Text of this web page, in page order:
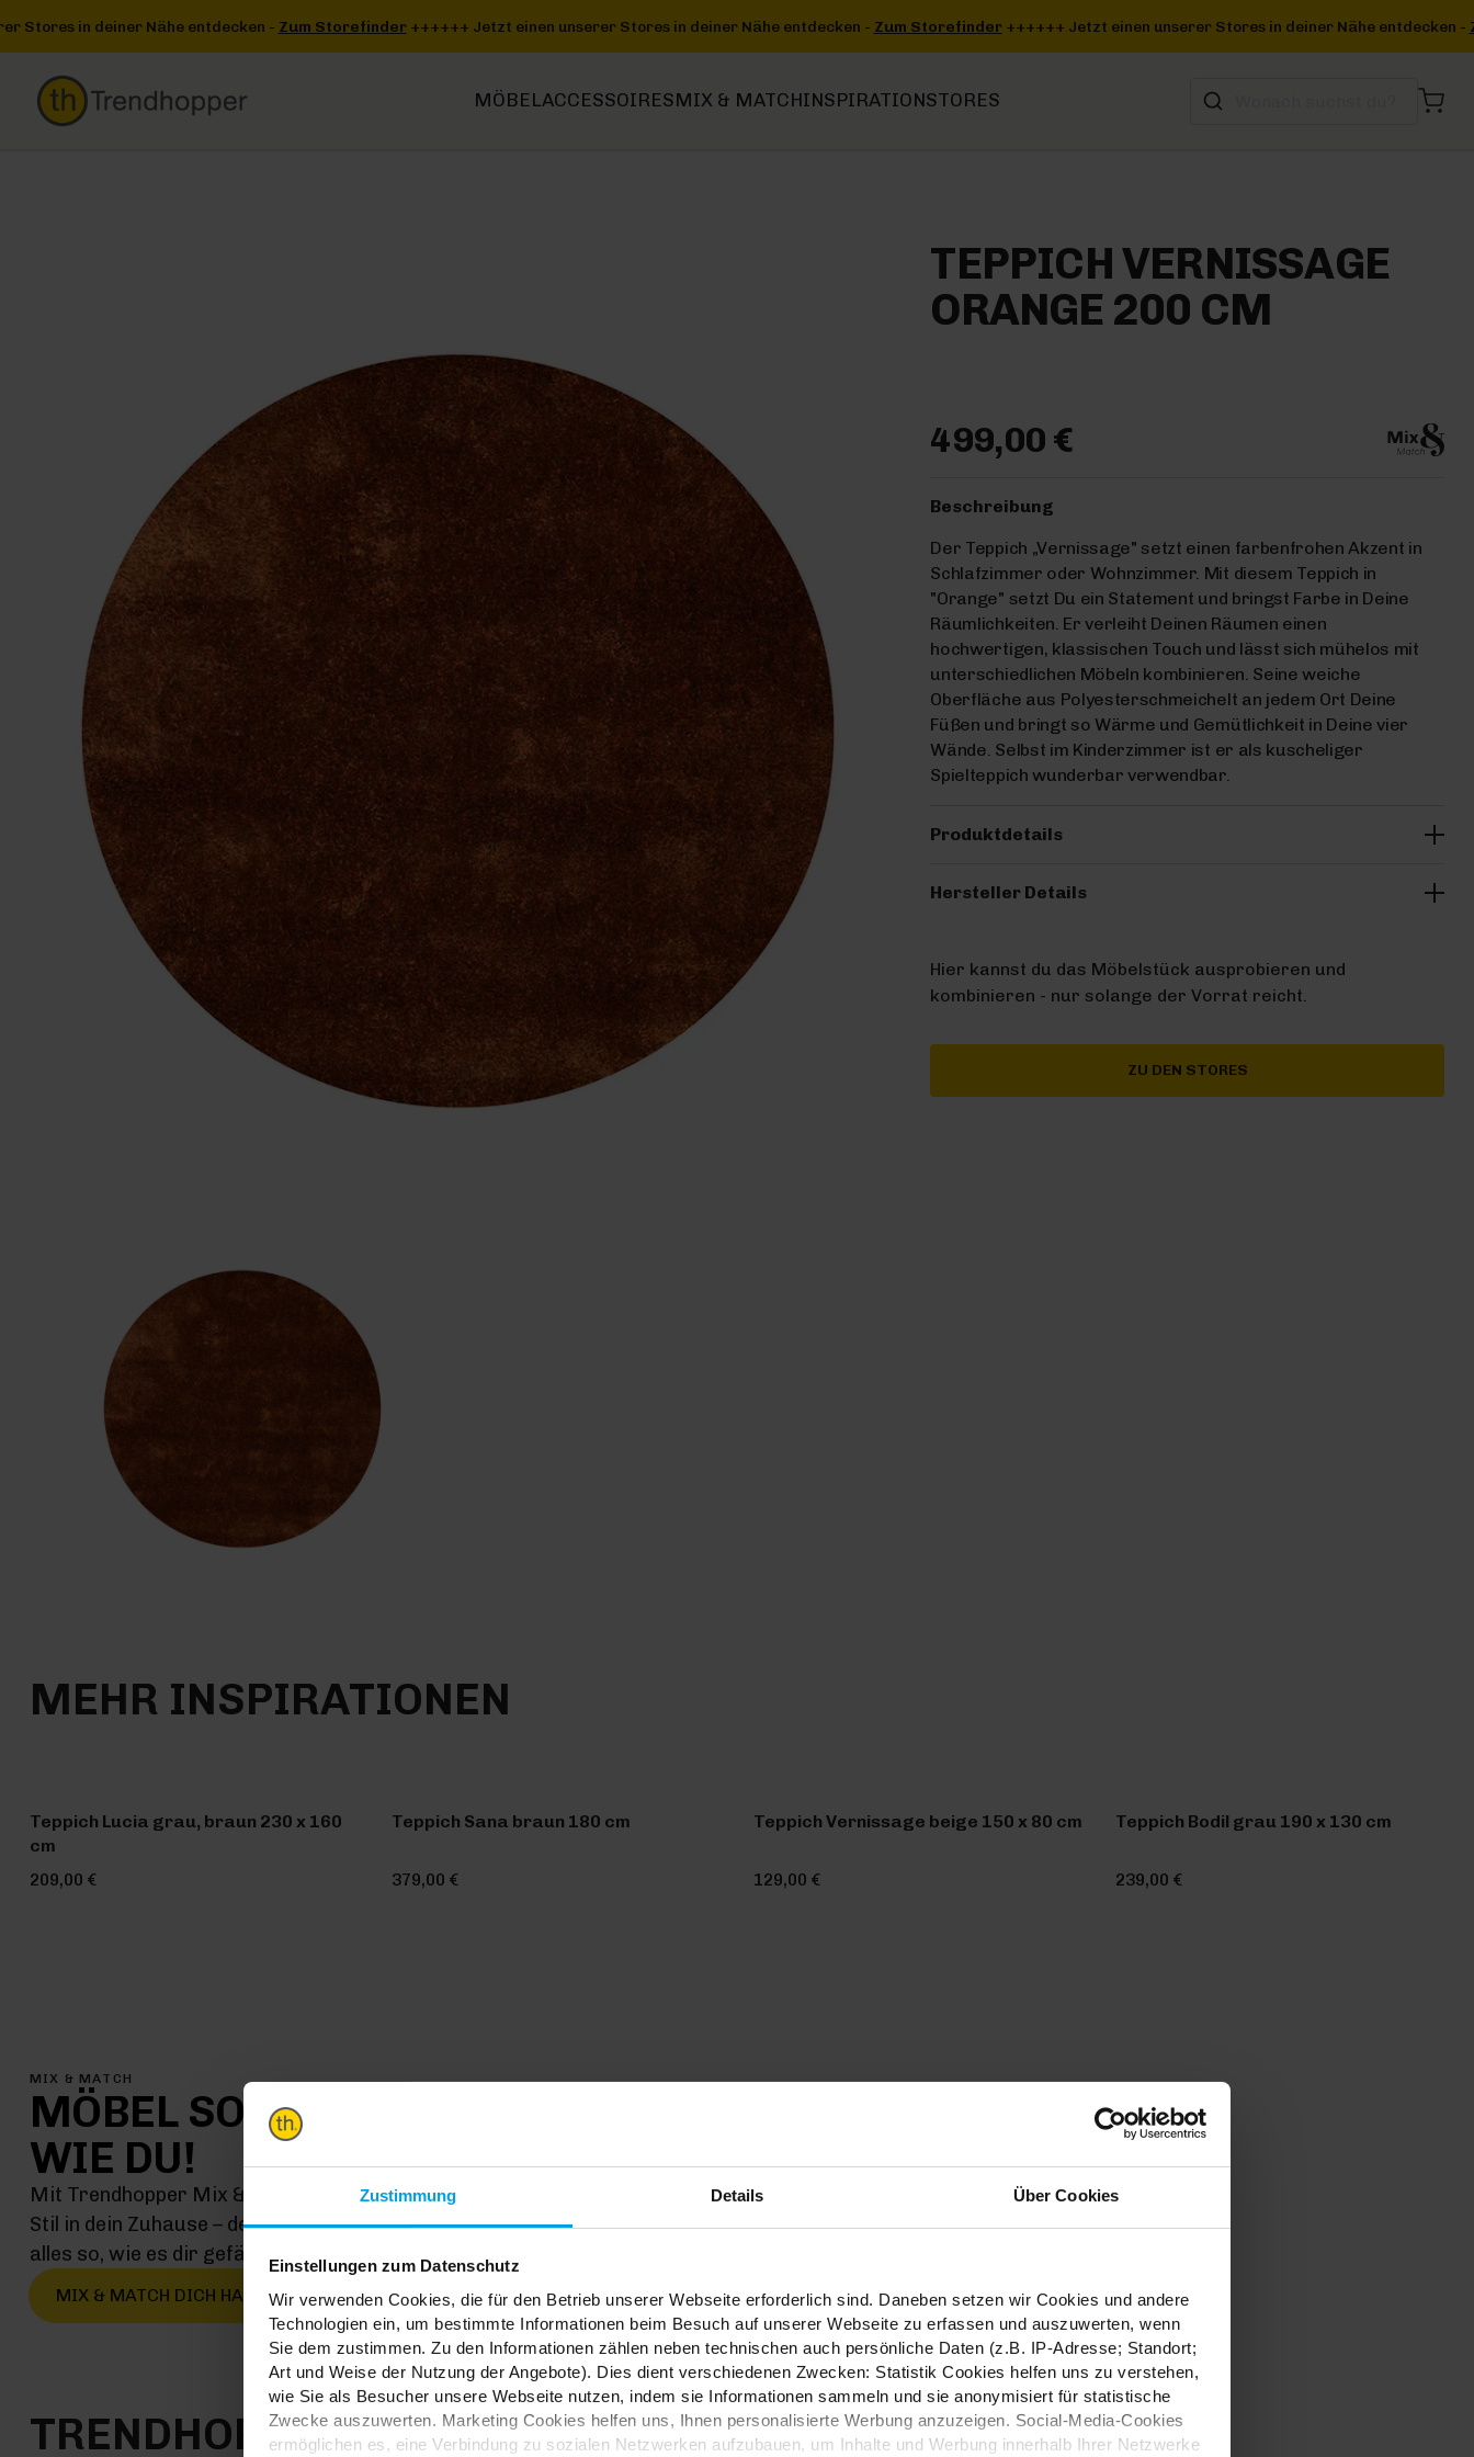
Zustimmung Details Über Cookies
Einstellungen zum Datenschutz
Wir verwenden Cookies, die für den Betrieb unserer Webseite erforderlich sind. Daneben setzen wir Cookies und andere
Technologien ein, um bestimmte Informationen beim Besuch auf unserer Webseite zu erfassen und auszuwerten, wenn
Sie dem zustimmen. Zu den Informationen zählen neben technischen auch persönliche Daten (z.B. IP-Adresse; Standort;
Art und Weise der Nutzung der Angebote). Dies dient verschiedenen Zwecken: Statistik Cookies helfen uns zu verstehen,
wie Sie als Besucher unsere Webseite nutzen, indem sie Informationen sammeln und sie anonymisiert für statistische
Zwecke auszuwerten. Marketing Cookies helfen uns, Ihnen personalisierte Werbung anzuzeigen. Social-Media-Cookies
ermöglichen es, eine Verbindung zu sozialen Netzwerken aufzubauen, um Inhalte und Werbung innerhalb Ihrer Netzwerke
Storefinder++++++ Jetzt einen unserer Stores in deiner Nähe entdecken -Zum Storefinder++++++ Jetzt einen unserer Stores in deiner Nähe entdecken -Zum Storefinder+++
MÖBELACCESSOIRESMIX & MATCHINSPIRATIONSTORES
TEPPICH VERNISSAGE
ORANGE 200 CM
499,00 €
Beschreibung
Der Teppich „Vernissage" setzt einen farbenfrohen Akzent in
Schlafzimmer oder Wohnzimmer. Mit diesem Teppich in
"Orange" setzt Du ein Statement und bringst Farbe in Deine
Räumlichkeiten. Er verleiht Deinen Räumen einen
hochwertigen, klassischen Touch und lässt sich mühelos mit
unterschiedlichen Möbeln kombinieren. Seine weiche
Oberfläche aus Polyesterschmeichelt an jedem Ort Deine
Füßen und bringt so Wärme und Gemütlichkeit in Deine vier
Wände. Selbst im Kinderzimmer ist er als kuscheliger
Spielteppich wunderbar verwendbar.
Produktdetails
Hersteller Details
Hier kannst du das Möbelstück ausprobieren und
kombinieren - nur solange der Vorrat reicht.
ZU DEN STORES
MEHR INSPIRATIONEN
Teppich Lucia grau, braun 230 x 160
cm
209,00 €
Teppich Sana braun 180 cm
379,00 €
Teppich Vernissage beige 150 x 80 cm
129,00 €
Teppich Bodil grau 190 x 130 cm
239,00 €
MIX & MATCH
MÖBEL SO EINMALIG
WIE DU!
Mit Trendhopper Mix & Match kommt jetzt genau dein
Stil in dein Zuhause – denn hier kombinierst du einfach
alles so, wie es dir gefällt
MIX & MATCH DICH HAPPY
TRENDHOPPER STORES